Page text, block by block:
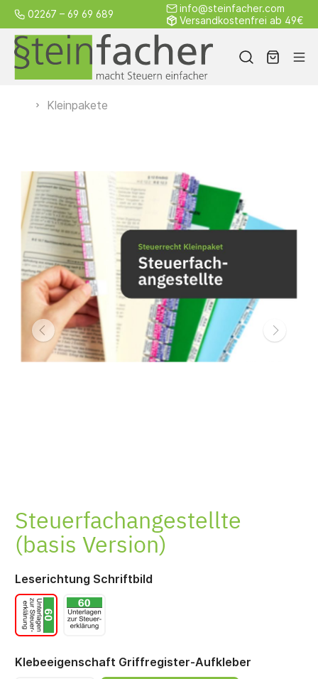
02267 – 69 69 689
info@steinfacher.com
Versandkostenfrei ab 49€
Steuerrecht
Einzelseiten
Österreich
Schweiz
Blanko
Griffregister
Kostenloses
Muster
Zubehör
Produktempfehlungen
Einklebeservice
Kleinpakete
Steuerfachangestellte
(basis Version)
Leserichtung Schriftbild
Klebeeigenschaft Griffregister-Aufkleber